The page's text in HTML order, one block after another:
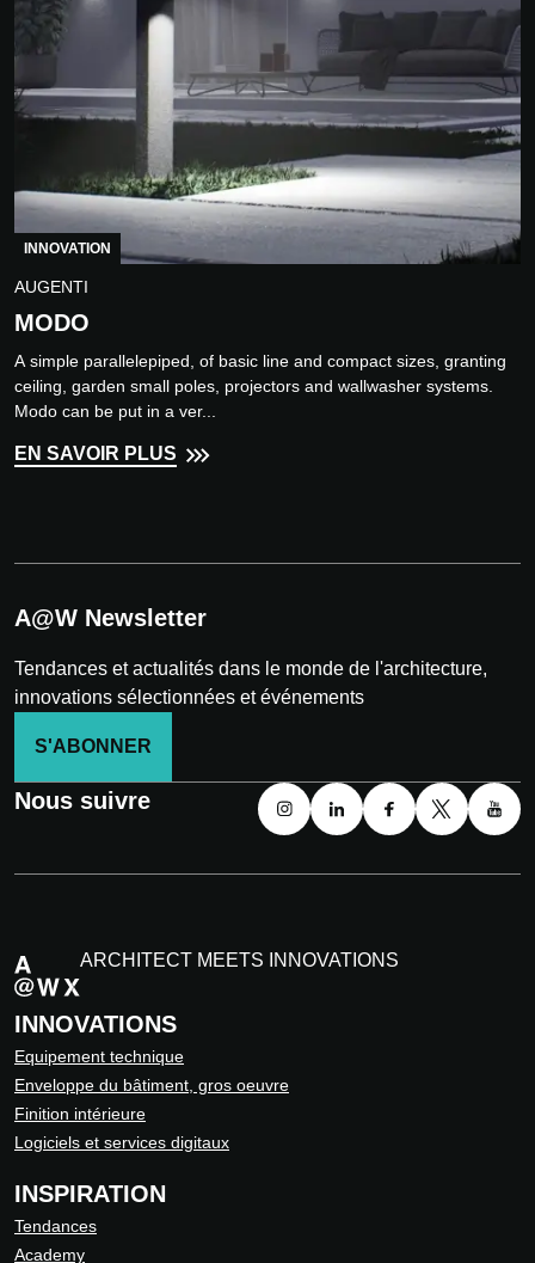
INNOVATION
AUGENTI
MODO
A simple parallelepiped, of basic line and compact sizes, granting
ceiling, garden small poles, projectors and wallwasher systems.
Modo can be put in a ver...
EN SAVOIR PLUS
A@W Newsletter
Tendances et actualités dans le monde de l'architecture,
innovations sélectionnées et événements
S'ABONNER
Nous suivre
ARCHITECT MEETS INNOVATIONS
INNOVATIONS
Equipement technique
Enveloppe du bâtiment, gros oeuvre
Finition intérieure
Logiciels et services digitaux
INSPIRATION
Tendances
Academy